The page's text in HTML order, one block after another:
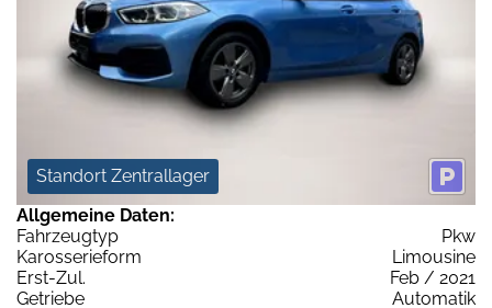
Standort Zentrallager
Allgemeine Daten:
Fahrzeugtyp
Pkw
Karosserieform
Limousine
Erst-Zul.
Feb / 2021
Getriebe
Automatik